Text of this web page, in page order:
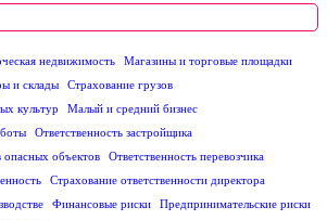
недвижимость
Магазины и торговые площадки
и склады
Страхование грузов
культур
Малый и средний бизнес
Ответственность застройщика
опасных объектов
Ответственность перевозчика
Страхование ответственности директора
Финансовые риски
Предпринимательские риски